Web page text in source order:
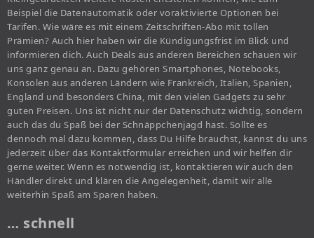
Beispiel die Datenautomatik oder voraktivierte Optionen bei
Tarifen. Wie wäre es mit einem Zeitschriften-Abo mit tollen
Prämien? Auch hier haben wir die Kündigungsfrist im Blick und
informieren dich. Auch Deals aus anderen Bereichen schauen wir
uns ganz genau an. Dazu gehören Smartphones, Notebooks,
Konsolen aus anderen Ländern wie Frankreich, Italien, Spanien,
England und besonders China, mit den vielen Gadgets zu sehr
guten Preisen. Uns ist nicht nur der Datenschutz wichtig, sondern
auch das du Spaß bei der Schnäppchenjagd hast. Sollte es
dennoch mal dazu kommen, dass Du Hilfe brauchst, kannst du uns
jederzeit über das Kontaktformular erreichen und wir helfen dir
gerne weiter. Wenn es notwendig ist, kontaktieren wir auch den
Händler direkt und klären die Angelegenheit, damit wir alle
weiterhin Spaß am Sparen haben.
… schnell